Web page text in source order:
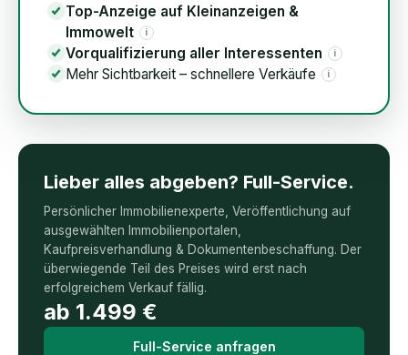
Top-Anzeige auf Kleinanzeigen &
Immowelt
i
Vorqualifizierung aller Interessenten i
Mehr Sichtbarkeit – schnellere Verkäufe i
Lieber alles abgeben? Full-Service.
Persönlicher Immobilienexperte, Veröffentlichung auf
ausgewählten Immobilienportalen,
Kaufpreisverhandlung & Dokumentenbeschaffung. Der
überwiegende Teil des Preises wird erst nach
erfolgreichem Verkauf fällig.
ab 1.499 €
Full-Service anfragen